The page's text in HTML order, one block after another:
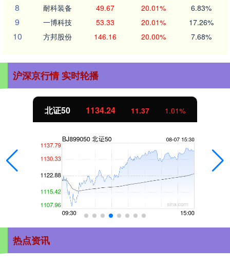
8 耐科装备 49.67 20.01% 6.83%
9 一博科技 53.33 20.01% 17.26%
10 方邦股份 146.16 20.00% 7.68%
沪深京行情 实时轮播
北证50 1134.24 11.37 1.01%
热点资讯